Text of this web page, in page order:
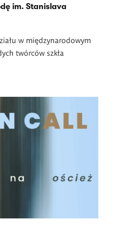
im. Stanislava
w międzynarodowym
twórców szkła